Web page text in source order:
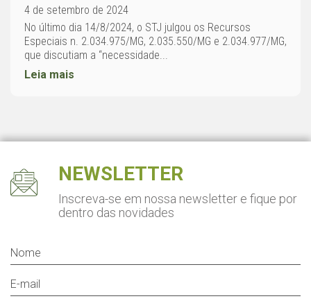
4 de setembro de 2024
No último dia 14/8/2024, o STJ julgou os Recursos
Especiais n. 2.034.975/MG, 2.035.550/MG e 2.034.977/MG,
que discutiam a “necessidade...
Leia mais
NEWSLETTER
Inscreva-se em nossa newsletter e fique por
dentro das novidades